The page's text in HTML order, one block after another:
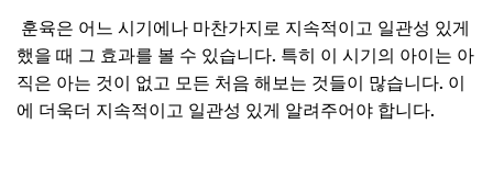
훈육은 어느 시기에나 마찬가지로 지속적이고 일관성 있게
했을 때 그 효과를 볼 수 있습니다. 특히 이 시기의 아이는 아
직은 아는 것이 없고 모든 처음 해보는 것들이 많습니다. 이
에 더욱더 지속적이고 일관성 있게 알려주어야 합니다.